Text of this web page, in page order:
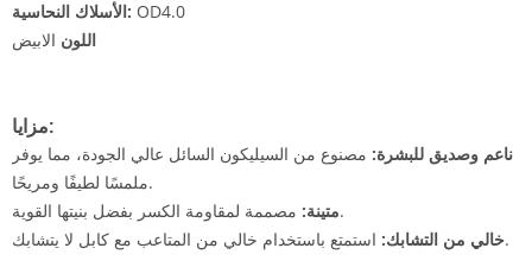
الأسلاك النحاسية: OD4.0
اللون الابيض
مزايا:
ناعم وصديق للبشرة: مصنوع من السيليكون السائل عالي الجودة، مما يوفر
ملمسًا لطيفًا ومريحًا.
متينة:مصممة لمقاومة الكسر بفضل بنيتها القوية.
خالي من التشابك:استمتع باستخدام خالي من المتاعب مع كابل لا يتشابك.